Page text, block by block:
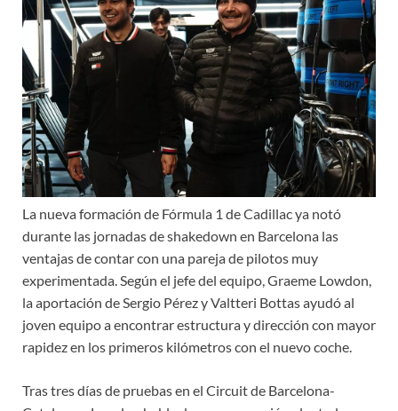
La nueva formación de Fórmula 1 de Cadillac ya notó
durante las jornadas de shakedown en Barcelona las
ventajas de contar con una pareja de pilotos muy
experimentada. Según el jefe del equipo, Graeme Lowdon,
la aportación de Sergio Pérez y Valtteri Bottas ayudó al
joven equipo a encontrar estructura y dirección con mayor
rapidez en los primeros kilómetros con el nuevo coche.
Tras tres días de pruebas en el Circuit de Barcelona-